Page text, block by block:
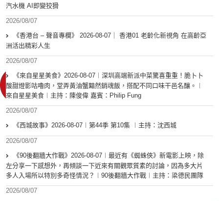
汽水機 AI即變狡猾
2026/08/07
《香港台 – 聲音專欄》 2026-08-07｜ 香港01 老齡化新視角 在高齡亞
洲活出精彩人生
2026/08/07
《來自星星美食》2026-08-07︱深圳高端新派中菜驚喜重重！脆卜卜
酸甜燈影咕嚕肉，堂弄黃油蟹黯然銷魂飯，搭配不同口味干邑名釀。︱
來自星星美食︱主持：陳俊偉 嘉賓：Philip Fung
2026/08/07
《西城故事》2026-08-07︱第44季 第10集 ︱主持：沈西城
2026/08/07
《90後翻牆大作戰》2026-08-07︱最近有《蜘蛛俠》新電影上映，除
左分享一下感想外，再傾談一下近來有關觀眾質素的討論，因為多大片
多人入場所以特別多奇怪情況？︱90後翻牆大作戰︱主持：梁德民團隊
2026/08/07